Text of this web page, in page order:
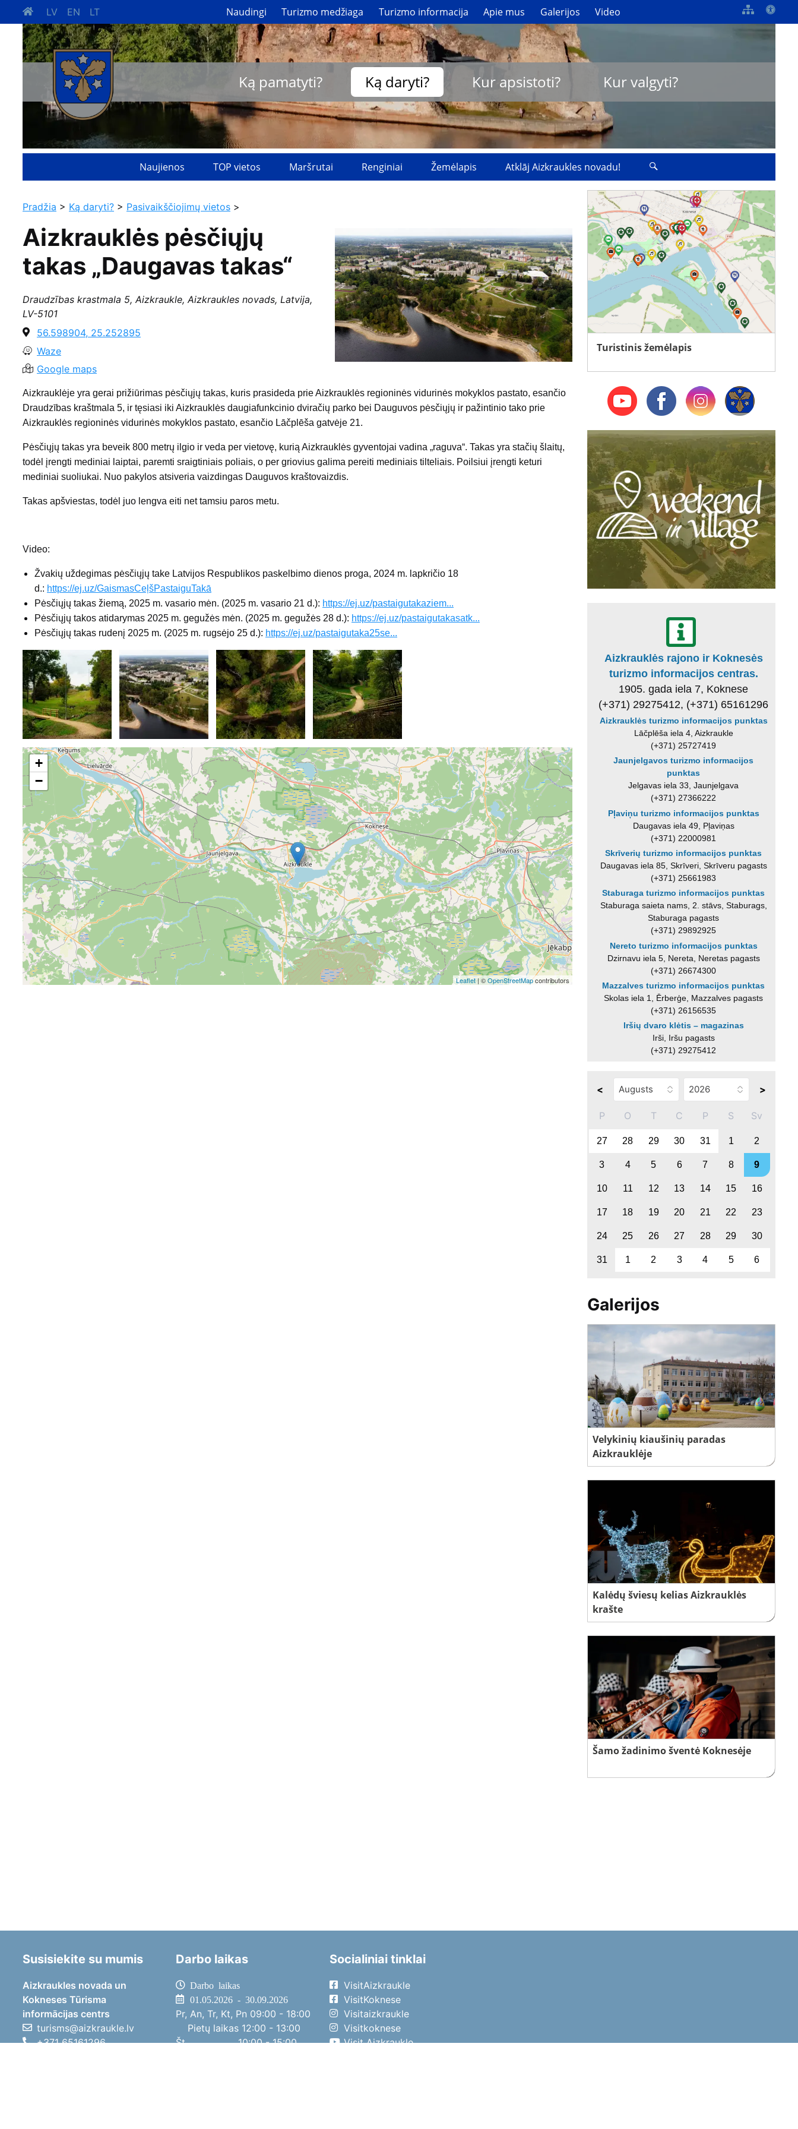
LV EN LT Naudingi Turizmo medžiaga Turizmo informacija Apie mus Galerijos Video
Ką pamatyti? Ką daryti? Kur apsistoti? Kur valgyti?
Naujienos TOP vietos Maršrutai Renginiai Žemėlapis Atklāj Aizkraukles novadu!
Pradžia > Ką daryti? > Pasivaikščiojimų vietos >
Aizkrauklės pėsčiųjų
takas „Daugavas takas“
Draudzības krastmala 5, Aizkraukle, Aizkraukles novads, Latvija,
LV-5101
56.598904, 25.252895
Waze
Google maps
Aizkrauklėje yra gerai prižiūrimas pėsčiųjų takas, kuris prasideda prie Aizkrauklės regioninės vidurinės mokyklos pastato, esančio
Draudzības kraštmala 5, ir tęsiasi iki Aizkrauklės daugiafunkcinio dviračių parko bei Dauguvos pėsčiųjų ir pažintinio tako prie
Aizkrauklės regioninės vidurinės mokyklos pastato, esančio Lāčplēša gatvėje 21.
Pėsčiųjų takas yra beveik 800 metrų ilgio ir veda per vietovę, kurią Aizkrauklės gyventojai vadina „raguva“. Takas yra stačių šlaitų,
todėl įrengti mediniai laiptai, paremti sraigtiniais poliais, o per griovius galima pereiti mediniais tilteliais. Poilsiui įrengti keturi
mediniai suoliukai. Nuo pakylos atsiveria vaizdingas Dauguvos kraštovaizdis.
Takas apšviestas, todėl juo lengva eiti net tamsiu paros metu.
Video:
Žvakių uždegimas pėsčiųjų take Latvijos Respublikos paskelbimo dienos proga, 2024 m. lapkričio 18
d.: https://ej.uz/GaismasCeļšPastaiguTakā
Pėsčiųjų takas žiemą, 2025 m. vasario mėn. (2025 m. vasario 21 d.): https://ej.uz/pastaigutakaziem...
Pėsčiųjų takos atidarymas 2025 m. gegužės mėn. (2025 m. gegužės 28 d.): https://ej.uz/pastaigutakasatk...
Pėsčiųjų takas rudenį 2025 m. (2025 m. rugsėjo 25 d.): https://ej.uz/pastaigutaka25se...
+
−
Leaflet| ©OpenStreetMapcontributors
Turistinis žemėlapis
Aizkrauklės rajono ir Koknesės
turizmo informacijos centras.
1905. gada iela 7, Koknese
(+371) 29275412, (+371) 65161296
Aizkrauklės turizmo informacijos punktas
Lāčplēša iela 4, Aizkraukle
(+371) 25727419
Jaunjelgavos turizmo informacijos
punktas
Jelgavas iela 33, Jaunjelgava
(+371) 27366222
Pļaviņu turizmo informacijos punktas
Daugavas iela 49, Pļaviņas
(+371) 22000981
Skrīverių turizmo informacijos punktas
Daugavas iela 85, Skrīveri, Skrīveru pagasts
(+371) 25661983
Staburaga turizmo informacijos punktas
Staburaga saieta nams, 2. stāvs, Staburags,
Staburaga pagasts
(+371) 29892925
Nereto turizmo informacijos punktas
Dzirnavu iela 5, Nereta, Neretas pagasts
(+371) 26674300
Mazzalves turizmo informacijos punktas
Skolas iela 1, Ērberģe, Mazzalves pagasts
(+371) 26156535
Iršių dvaro klėtis – magazinas
Irši, Iršu pagasts
(+371) 29275412
< >
P O T C P S Sv
27 28 29 30 31 1 2
3 4 5 6 7 8 9
10 11 12 13 14 15 16
17 18 19 20 21 22 23
24 25 26 27 28 29 30
31 1 2 3 4 5 6
Galerijos
Velykinių kiaušinių paradas
Aizkrauklėje
Kalėdų šviesų kelias Aizkrauklės
krašte
Šamo žadinimo šventė Koknesėje
Susisiekite su mumis
Aizkraukles novada un
Kokneses Tūrisma
informācijas centrs
turisms@aizkraukle.lv
+371 65161296
Darbo laikas
Darbo laikas
01.05.2026 - 30.09.2026
Pr, An, Tr, Kt, Pn 09:00 - 18:00
Pietų laikas 12:00 - 13:00
Št
10:00 - 15:00
Socialiniai tinklai
VisitAizkraukle
VisitKoknese
Visitaizkraukle
Visitkoknese
Visit Aizkraukle